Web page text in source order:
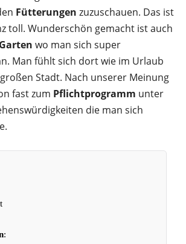
Fütterungen zuzuschauen. Das ist
toll. Wunderschön gemacht ist auch
wo man sich super
Man fühlt sich dort wie im Urlaub
Stadt. Nach unserer Meinung
fast zum Pflichtprogramm unter
die man sich
: